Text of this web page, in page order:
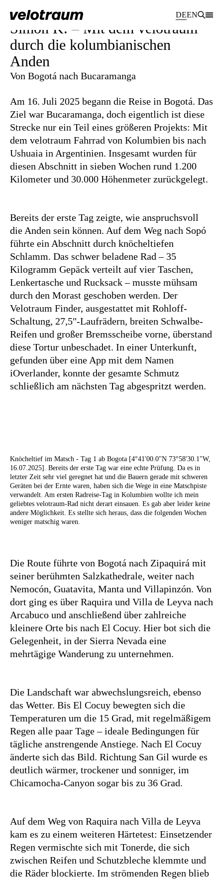
DEEN
Simon K. – Mit dem velotraum
durch die kolumbianischen
Anden
Von Bogotá nach Bucaramanga
Am 16. Juli 2025 begann die Reise in Bogotá. Das
Ziel war Bucaramanga, doch eigentlich ist diese
Strecke nur ein Teil eines größeren Projekts: Mit
dem velotraum Fahrrad von Kolumbien bis nach
Ushuaia in Argentinien. Insgesamt wurden für
diesen Abschnitt in sieben Wochen rund 1.200
Kilometer und 30.000 Höhenmeter zurückgelegt.
Bereits der erste Tag zeigte, wie anspruchsvoll
die Anden sein können. Auf dem Weg nach Sopó
führte ein Abschnitt durch knöcheltiefen
Schlamm. Das schwer beladene Rad – 35
Kilogramm Gepäck verteilt auf vier Taschen,
Lenkertasche und Rucksack – musste mühsam
durch den Morast geschoben werden. Der
Velotraum Finder, ausgestattet mit Rohloff-
Schaltung, 27,5"-Laufrädern, breiten Schwalbe-
Reifen und großer Bremsscheibe vorne, überstand
diese Tortur unbeschadet. In einer Unterkunft,
gefunden über eine App mit dem Namen
iOverlander, konnte der gesamte Schmutz
schließlich am nächsten Tag abgespritzt werden.
Knöcheltief im Matsch - Tag 1 ab Bogota [4°41'00.0"N 73°58'30.1"W,
16.07.2025]. Bereits der erste Tag war eine echte Prüfung. Da es in
letzter Zeit sehr viel geregnet hat und die Bauern gerade mit schweren
Geräten bei der Ernte waren, haben sich die Wege in eine Matschpiste
verwandelt. Am ersten Radreise-Tag in Kolumbien wollte ich mein
geliebtes velotraum-Rad nicht derart einsauen. Es gab aber leider keine
andere Möglichkeit. Es stellte sich heraus, dass die folgenden Wochen
weniger matschig waren.
Die Route führte von Bogotá nach Zipaquirá mit
seiner berühmten Salzkathedrale, weiter nach
Nemocón, Guatavita, Manta und Villapinzón. Von
dort ging es über Raquira und Villa de Leyva nach
Arcabuco und anschließend über zahlreiche
kleinere Orte bis nach El Cocuy. Hier bot sich die
Gelegenheit, in der Sierra Nevada eine
mehrtägige Wanderung zu unternehmen.
Die Landschaft war abwechslungsreich, ebenso
das Wetter. Bis El Cocuy bewegten sich die
Temperaturen um die 15 Grad, mit regelmäßigem
Regen alle paar Tage – ideale Bedingungen für
tägliche anstrengende Anstiege. Nach El Cocuy
änderte sich das Bild. Richtung San Gil wurde es
deutlich wärmer, trockener und sonniger, im
Chicamocha-Canyon sogar bis zu 36 Grad.
Auf dem Weg von Raquira nach Villa de Leyva
kam es zu einem weiteren Härtetest: Einsetzender
Regen vermischte sich mit Tonerde, die sich
zwischen Reifen und Schutzbleche klemmte und
die Räder blockierte. Im strömenden Regen blieb